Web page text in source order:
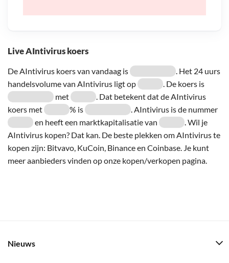
Live AIntivirus koers
De AIntivirus koers van vandaag is
. Het 24 uurs
handelsvolume van AIntivirus ligt op
. De koers is
met
. Dat betekent dat de AIntivirus
koers met
% is
. AIntivirus is de nummer
en heeft een marktkapitalisatie van
. Wil je
AIntivirus kopen? Dat kan. De beste plekken om AIntivirus te
kopen zijn: Bitvavo, KuCoin, Binance en Coinbase. Je kunt
meer aanbieders vinden op onze kopen/verkopen pagina.
Nieuws